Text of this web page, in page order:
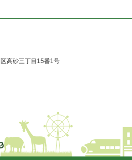
高砂三丁目15番1号